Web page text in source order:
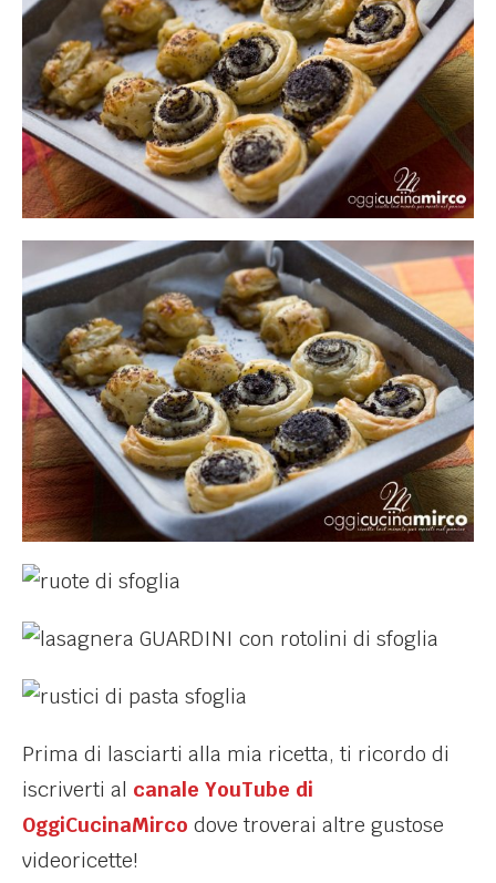
Prima di lasciarti alla mia ricetta, ti ricordo di
iscriverti al canale YouTube di
OggiCucinaMirco dove troverai altre gustose
videoricette!